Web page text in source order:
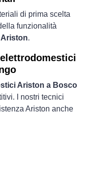
di prima scelta
funzionalità
.
Ariston a Bosco
I nostri tecnici
Ariston anche